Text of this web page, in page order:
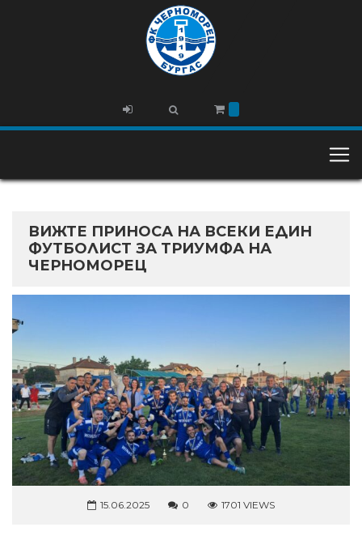
ВИЖТЕ ПРИНОСА НА ВСЕКИ ЕДИН
ФУТБОЛИСТ ЗА ТРИУМФА НА
ЧЕРНОМОРЕЦ
15.06.2025 0 1701 VIEWS